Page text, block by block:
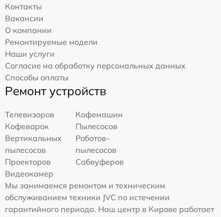
Контакты
Вакансии
О компании
Ремонтируемые модели
Наши услуги
Согласие на обработку персональных данных
Способы оплаты
Ремонт устройств
Телевизоров
Кофемашин
Кофеварок
Пылесосов
Вертикальных
пылесосов
Роботов-
пылесосов
Проекторов
Сабвуферов
Видеокамер
Мы занимаемся ремонтом и техническим
обслуживанием техники JVC по истечении
гарантийного периода. Наш центр в Кирове работает